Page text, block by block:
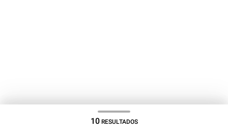
10 RESULTADOS